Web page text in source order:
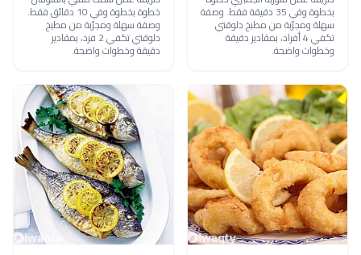
بخطوة وفي 35 دقيقة فقط. وصفة
سهلة ومجرّبة من مطبخ دلوقتي
تكفي 4 أفراد، بمقادير دقيقة
وخطوات واضحة.
خطوة بخطوة وفي 10 دقائق فقط.
وصفة سهلة ومجرّبة من مطبخ
دلوقتي تكفي 2 فرد، بمقادير
دقيقة وخطوات واضحة.